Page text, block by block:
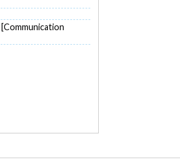
[Communication